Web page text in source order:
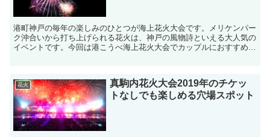
港町神戸の毎年の楽しみのひとつが海上花火大会です。メリケンパー
ク沖合いから打ち上げられる花火は、神戸の風物詩といえる大人気の
イベントです。今回は港こうべ海上花火大会でカップルにおすすめの
花火
真駒内花火大会2019年のチケッ
トなしでも楽しめる穴場スポット